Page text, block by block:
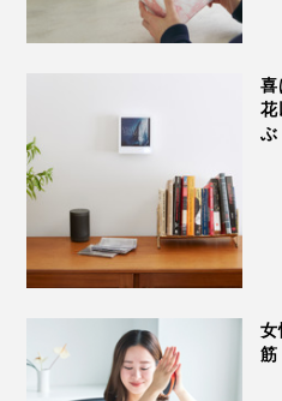
そもそも、同じ姿勢を1時
ダによくないとされており
づけることは、理にかなって
「正しい姿勢」≠「背筋を
もうひとつ実感したのが、『
るとカラダがじんわり温まっ
こと。
インナーマッスルを使うこと
かも。座るだけで体幹トレ
不足の在宅ワーカーである私
す！
喜
花
ぶ
女
筋